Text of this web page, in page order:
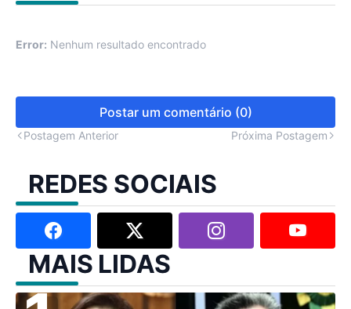
Error: Nenhum resultado encontrado
Postar um comentário (0)
Postagem Anterior Próxima Postagem
REDES SOCIAIS
MAIS LIDAS